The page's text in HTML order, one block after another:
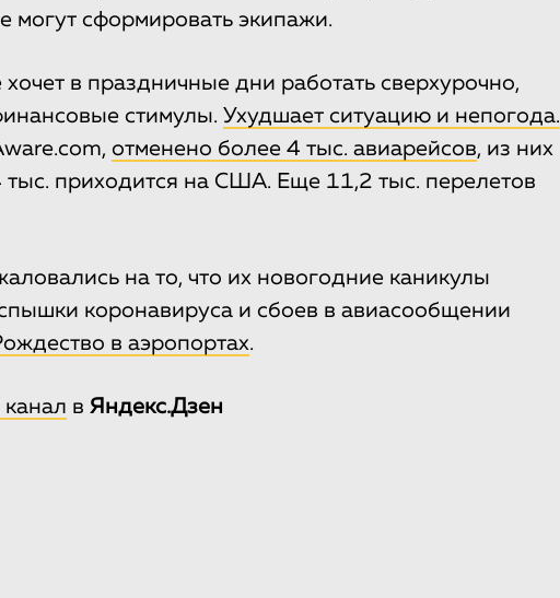
могут сформировать экипажи.
в праздничные дни работать сверхурочно,
стимулы. Ухудшает ситуацию и непогода.
отменено более 4 тыс. авиарейсов, из них
приходится на США. Еще 11,2 тыс. перелетов
на то, что их новогодние каникулы
коронавируса и сбоев в авиасообщении
в аэропортах.
в Яндекс.Дзен